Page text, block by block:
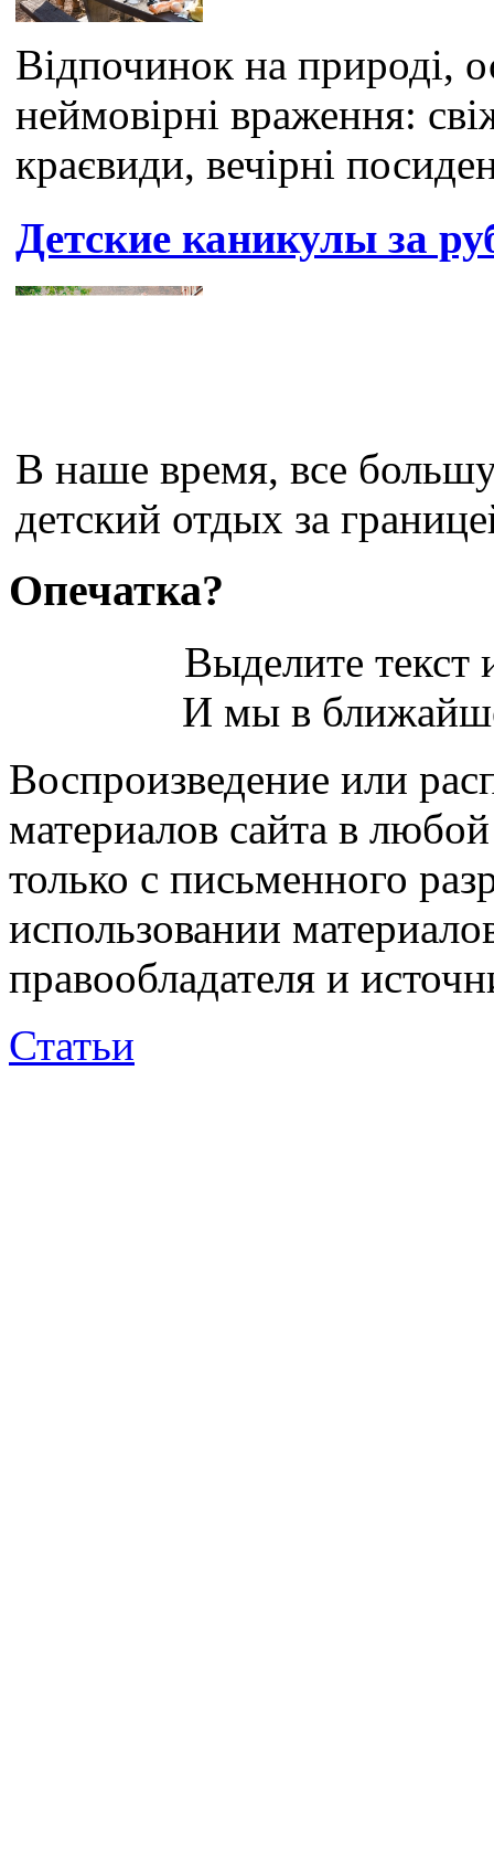
Відпочинок на природі,
неймовірні враження:
краєвиди, вечірні
Детские каникулы за
В наше время, все
детский отдых за
Опечатка?
Выделите
И мы в
Воспроизведение или
материалов сайта в
только с письменного
использовании
правообладателя и
Статьи